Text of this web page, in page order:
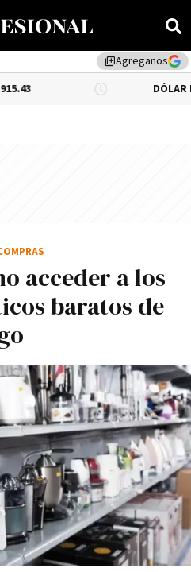
library_addAgreganos
DÓLAR BNA
acceder a los
baratos de